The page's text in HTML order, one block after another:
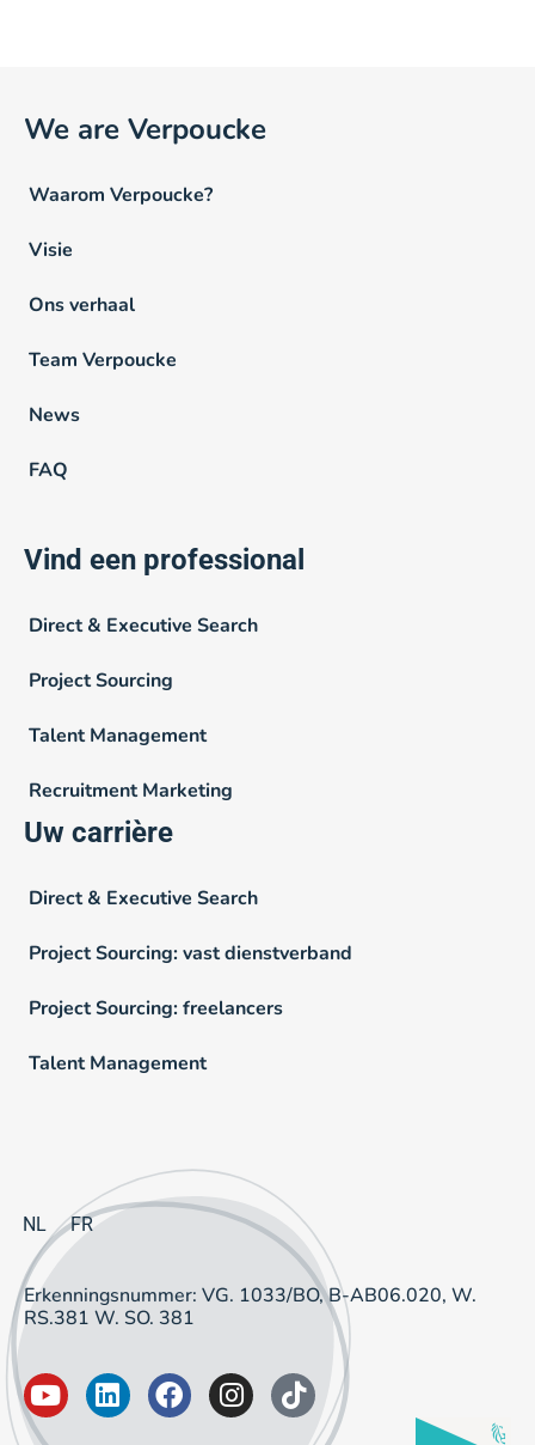
We are Verpoucke
Waarom Verpoucke?
Visie
Ons verhaal
Team Verpoucke
News
FAQ
Vind een professional
Direct & Executive Search
Project Sourcing
Talent Management
Recruitment Marketing
Uw carrière
Direct & Executive Search
Project Sourcing: vast dienstverband
Project Sourcing: freelancers
Talent Management
NL FR
Erkenningsnummer: VG. 1033/BO, B-AB06.020, W.
RS.381 W. SO. 381